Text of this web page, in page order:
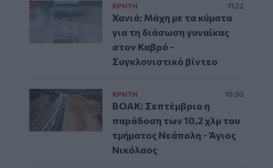
ΚΡΗΤΗ 11:22
Χανιά: Μάχη με τα κύματα
για τη διάσωση γυναίκας
στον Καβρό -
Συγκλονιστικό βίντεο
ΚΡΗΤΗ 10:30
ΒΟΑΚ: Σεπτέμβριο η
παράδοση των 10,2 χλμ του
τμήματος Νεάπολη - Άγιος
Νικόλαος